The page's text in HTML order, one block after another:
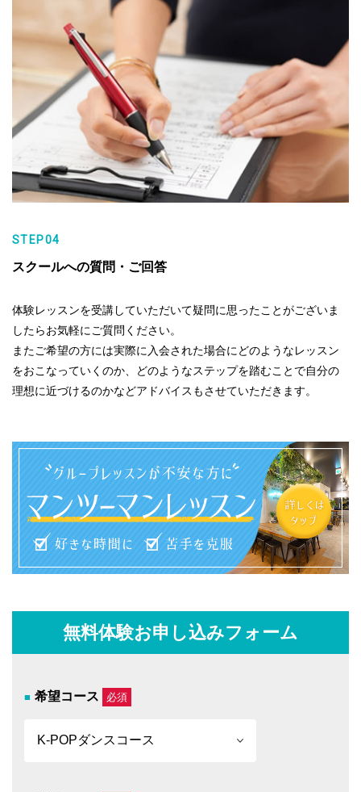
STEP04
スクールへの質問・ご回答
体験レッスンを受講していただいて疑問に思ったことがございま
したらお気軽にご質問ください。
またご希望の方には実際に入会された場合にどのようなレッスン
をおこなっていくのか、どのようなステップを踏むことで自分の
理想に近づけるのかなどアドバイスもさせていただきます。
無料体験お申し込みフォーム
希望コース 必須